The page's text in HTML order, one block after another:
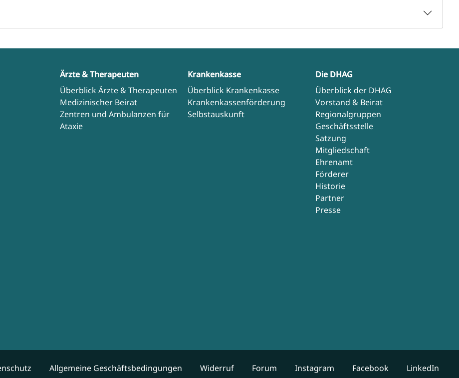
Ärzte & Therapeuten
Überblick Ärzte & Therapeuten
Medizinischer Beirat
Zentren und Ambulanzen für
Ataxie
Krankenkasse
Überblick Krankenkasse
Krankenkassenförderung
Selbstauskunft
Die DHAG
Überblick der DHAG
Vorstand & Beirat
Regionalgruppen
Geschäftsstelle
Satzung
Mitgliedschaft
Ehrenamt
Förderer
Historie
Partner
Presse
Allgemeine Geschäftsbedingungen Widerruf Forum Instagram Facebook LinkedIn